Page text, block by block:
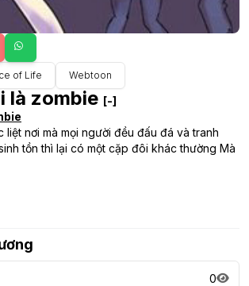
of Life Webtoon
là zombie [-]
liệt nơi mà mọi người đều đấu đá và tranh
tồn thì lại có một cặp đôi khác thường Mà
0